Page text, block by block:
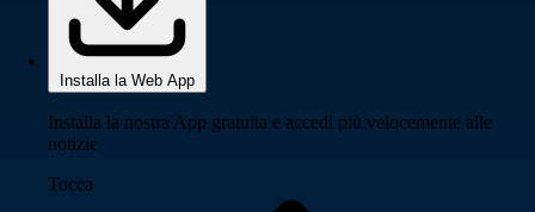
Installa la Web App
Installa la nostra App gratuita e accedi più velocemente alle
notizie
Tocca